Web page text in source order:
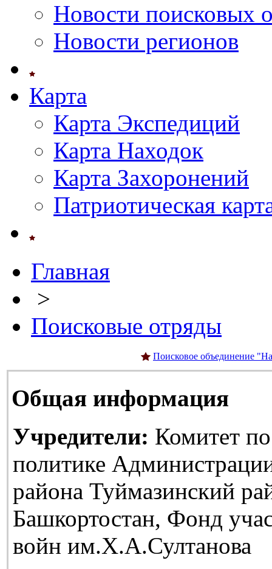
Новости поисковых
Новости регионов
Карта
Карта Экспедиций
Карта Находок
Карта Захоронений
Патриотическая
Главная
>
Поисковые отряды
Поисковое объединение
Общая информация
Учредители: Комитет
политике
района Туймазинский
Башкортостан, Фонд
войн им.Х.А.Султанова